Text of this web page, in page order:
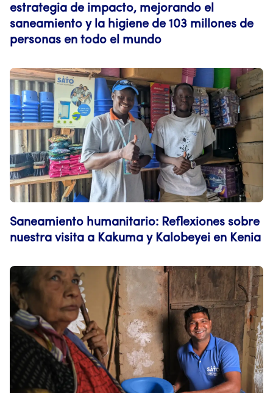
estrategia de impacto, mejorando el
saneamiento y la higiene de 103 millones de
personas en todo el mundo
Saneamiento humanitario: Reflexiones sobre
nuestra visita a Kakuma y Kalobeyei en Kenia